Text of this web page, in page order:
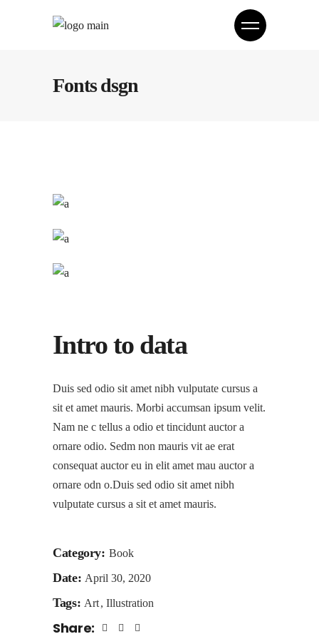
Fonts dsgn
Intro to data
Duis sed odio sit amet nibh vulputate cursus a
sit et amet mauris. Morbi accumsan ipsum velit.
Nam ne c tellus a odio et tincidunt auctor a
ornare odio. Sedm non mauris vit ae erat
consequat auctor eu in elit amet mau auctor a
ornare odn o.Duis sed odio sit amet nibh
vulputate cursus a sit et amet mauris.
Category: Book
Date: April 30, 2020
Tags: Art Illustration
Share: